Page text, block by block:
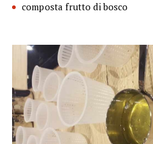
composta frutto di bosco